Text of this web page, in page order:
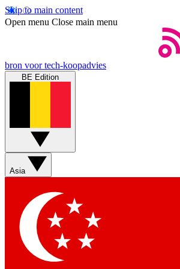
Skip to main content
Open menu Close main menu
bron voor tech-koopadvies
BE Edition
Asia